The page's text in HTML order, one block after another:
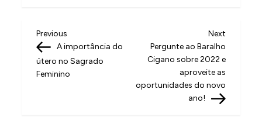
N
a
v
Previous
Post
Previous
A importância do
útero no Sagrado
Feminino
Next
Post
Next
Pergunte ao Baralho
Cigano sobre 2022 e
aproveite as
oportunidades do novo
ano!